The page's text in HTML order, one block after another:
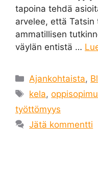
tapoina tehdä
arvelee, että Tatsin
ammatillisen
väylän entistä …
Kategoriat
Ajankohtaista,
Avainsanat
kela,
työttömyys
Jätä kommentti